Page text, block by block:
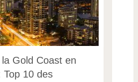
Gold Coast en
Top 10 des